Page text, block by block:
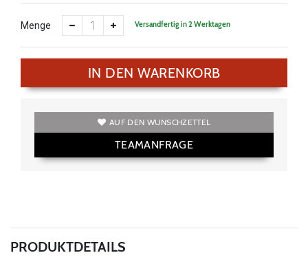
Menge Versandfertig in 2 Werktagen
IN DEN WARENKORB
AUF DEN WUNSCHZETTEL
TEAMANFRAGE
PRODUKTDETAILS